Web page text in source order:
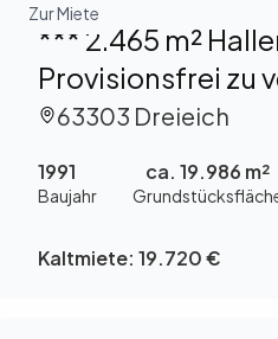
Zur Miete
*** 2.465 m²
Provisionsfrei zu
63303 Dreieich
1991
Baujahr
ca. 19.986 m²
Kaltmiete: 19.720 €